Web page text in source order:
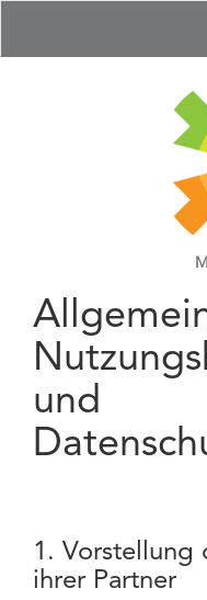
und
1. Vorstellung
ihrer Partner